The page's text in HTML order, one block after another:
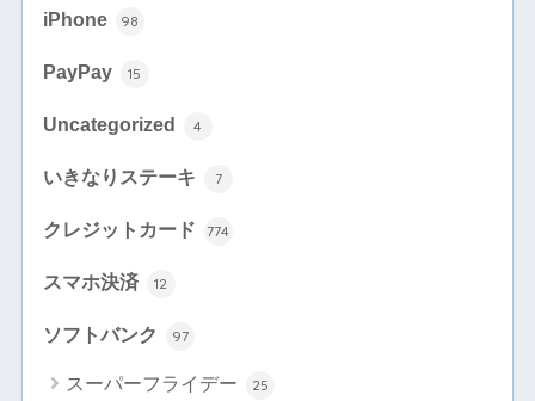
iPhone 98
PayPay 15
Uncategorized 4
いきなりステーキ 7
クレジットカード 774
スマホ決済 12
ソフトバンク 97
スーパーフライデー 25